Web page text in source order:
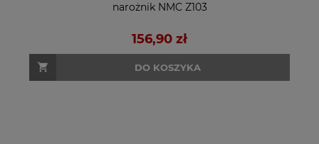
narożnik NMC Z103
156,90 zł
DO KOSZYKA